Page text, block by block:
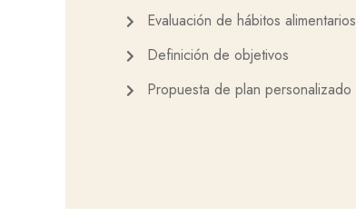
Evaluación de hábitos alimentarios
Definición de objetivos
Propuesta de plan personalizado